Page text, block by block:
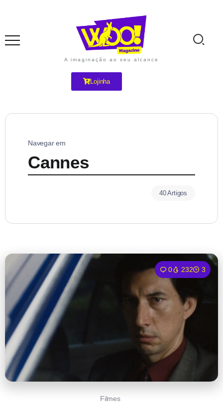
A imaginação ao seu alcance
Lojinha
Navegar em
Cannes
40 Artigos
0 232 3
Filmes